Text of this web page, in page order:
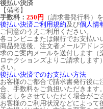
後払い決済
【備考】
手数料： 250円
（請求書発行料）
後払い決済ご利用規約及び個人情
ご同意のうえご利用ください。
各コンビニまたは銀行でお支払い
商品発送後、注文者メールアドレ
求のご案内メールを送付します（
ロテクションズよりご請求しま
さい。
後払い決済でのお支払い方法
お客様のご都合で請求書発行後
合、手数料をご負担いただきます
落としをさせていただく場合がご
お客様のご利用状況などによって